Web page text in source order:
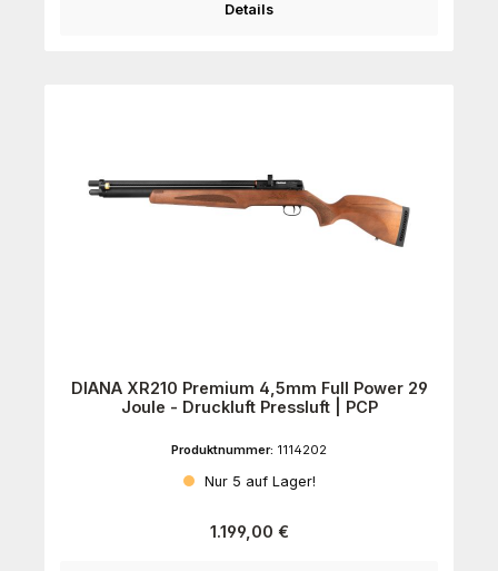
Details
DIANA XR210 Premium 4,5mm Full Power 29
Joule - Druckluft Pressluft | PCP
Produktnummer: 1114202
Nur 5 auf Lager!
Regulärer Preis:
1.199,00 €